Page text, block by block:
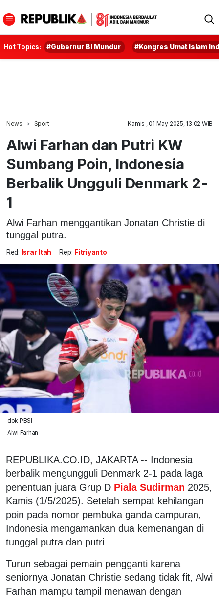
Hot Topics: #Gubernur BI Mundur #Kongres Umat Islam
News Sport Kamis , 01 May 2025, 13:02 WIB
Alwi Farhan dan Putri KW
Sumbang Poin, Indonesia
Berbalik Ungguli Denmark 2-
1
Alwi Farhan menggantikan Jonatan Christie di
tunggal putra.
Red: Israr Itah Rep: Fitriyanto
dok PBSI
Alwi Farhan
REPUBLIKA.CO.ID, JAKARTA -- Indonesia
berbalik mengungguli Denmark 2-1 pada laga
penentuan juara Grup D Piala Sudirman 2025,
Kamis (1/5/2025). Setelah sempat kehilangan
poin pada nomor pembuka ganda campuran,
Indonesia mengamankan dua kemenangan di
tunggal putra dan putri.
Turun sebagai pemain pengganti karena
seniornya Jonatan Christie sedang tidak fit, Alwi
Farhan mampu tampil menawan dengan